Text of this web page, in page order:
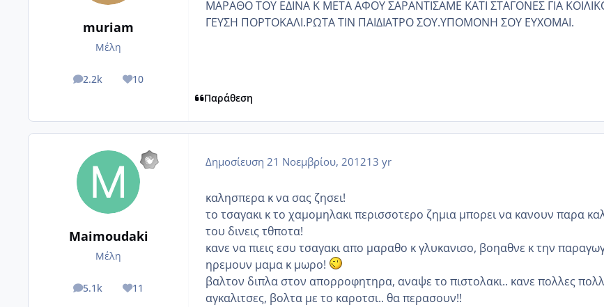
muriam
Μέλη
2.2k
posts 10
Reputation
ΜΑΡΑΘΟ ΤΟΥ ΕΔΙΝΑ Κ ΜΕΤΑ ΑΦΟΥ ΣΑΡΑΝΤΙΣΑΜΕ ΚΑΤΙ ΣΤΑΓΟΝΕΣ ΓΙΑ
ΓΕΥΣΗ ΠΟΡΤΟΚΑΛΙ.ΡΩΤΑ ΤΙΝ ΠΑΙΔΙΑΤΡΟ ΣΟΥ.ΥΠΟΜΟΝΗ ΣΟΥ ΕΥΧΟΜΑΙ.
Παράθεση
Maimoudaki
Μέλη
5.1k
posts 11
Reputation
Δημοσίευση 21 Νοεμβρίου, 201213 yr
καλησπερα κ να σας ζησει!
το τσαγακι κ το χαμομηλακι περισσοτερο ζημια μπορει να κανουν παρα
του δινεις τθποτα!
κανε να πιεις εσυ τσαγακι απο μαραθο κ γλυκανισο, βοηαθνε κ την
ηρεμουν μαμα κ μωρο!
βαλτον διπλα στον απορροφητηρα, αναψε το πιστολακι.. κανε πολλες
αγκαλιτσες, βολτα με το καροτσι.. θα περασουν!!